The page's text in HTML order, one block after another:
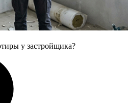
у застройщика?